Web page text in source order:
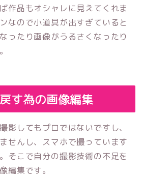
作品もオシャレに見えてくれま
なので小道具が出すぎていると
ったり画像がうるさくなったり
す為の画像編集
影してもプロではないですし、
せんし、スマホで撮っています
そこで自分の撮影技術の不足を
編集です。